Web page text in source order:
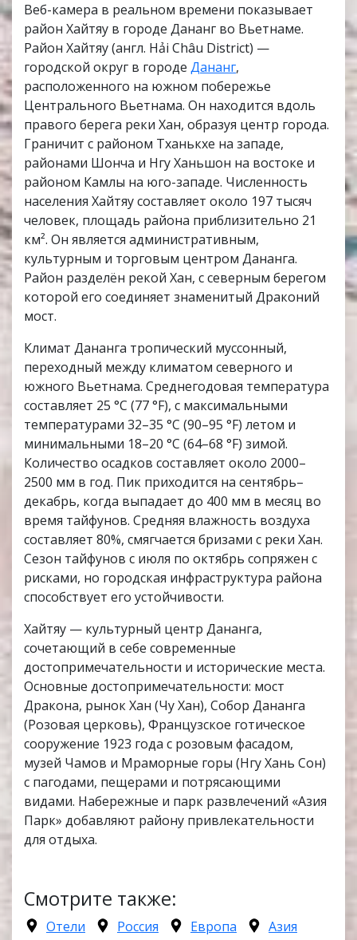
Веб-камера в реальном времени показывает
район Хайтяу в городе Дананг во Вьетнаме.
Район Хайтяу (англ. Hải Châu District) —
городской округ в городе Дананг,
расположенного на южном побережье
Центрального Вьетнама. Он находится вдоль
правого берега реки Хан, образуя центр города.
Граничит с районом Тханькхе на западе,
районами Шонча и Нгу Ханьшон на востоке и
районом Камлы на юго-западе. Численность
населения Хайтяу составляет около 197 тысяч
человек, площадь района приблизительно 21
км². Он является административным,
культурным и торговым центром Дананга.
Район разделён рекой Хан, с северным берегом
которой его соединяет знаменитый Драконий
мост.
Климат Дананга тропический муссонный,
переходный между климатом северного и
южного Вьетнама. Среднегодовая температура
составляет 25 °C (77 °F), с максимальными
температурами 32–35 °C (90–95 °F) летом и
минимальными 18–20 °C (64–68 °F) зимой.
Количество осадков составляет около 2000–
2500 мм в год. Пик приходится на сентябрь–
декабрь, когда выпадает до 400 мм в месяц во
время тайфунов. Средняя влажность воздуха
составляет 80%, смягчается бризами с реки Хан.
Сезон тайфунов с июля по октябрь сопряжен с
рисками, но городская инфраструктура района
способствует его устойчивости.
Хайтяу — культурный центр Дананга,
сочетающий в себе современные
достопримечательности и исторические места.
Основные достопримечательности: мост
Дракона, рынок Хан (Чу Хан), Собор Дананга
(Розовая церковь), Французское готическое
сооружение 1923 года с розовым фасадом,
музей Чамов и Мраморные горы (Нгу Хань Сон)
с пагодами, пещерами и потрясающими
видами. Набережные и парк развлечений «Азия
Парк» добавляют району привлекательности
для отдыха.
Смотрите также:
Отели Россия Европа
Азия